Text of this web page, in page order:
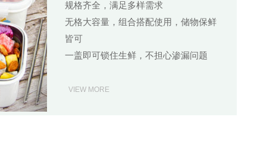
规格齐全，满足多样需求
无格大容量，组合搭配使用，储物保鲜
皆可
一盖即可锁住生鲜，不担心渗漏问题
VIEW MORE